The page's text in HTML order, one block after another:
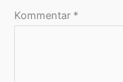
Kommentar *